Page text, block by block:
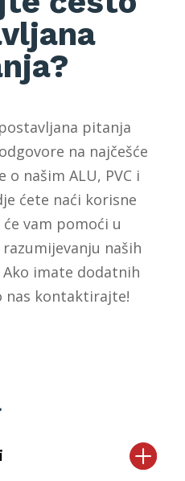
pitanja
na najčešće
o našim ALU, PVC i
ćete naći korisne
vam pomoći u
naših
imate dodatnih
nas kontaktirajte!